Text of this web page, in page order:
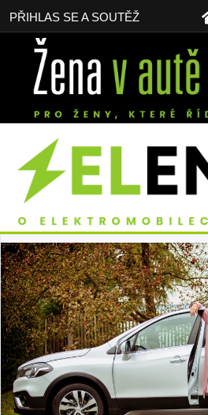
PŘIHLAS SE A SOUTĚŽ